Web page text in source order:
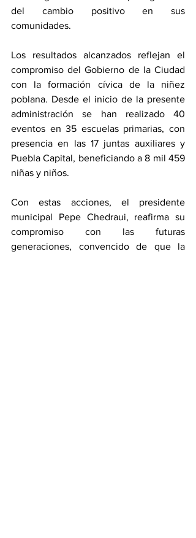
del cambio positivo en sus
comunidades.
Los resultados alcanzados reflejan el
compromiso del Gobierno de la Ciudad
con la formación cívica de la niñez
poblana. Desde el inicio de la presente
administración se han realizado 40
eventos en 35 escuelas primarias, con
presencia en las 17 juntas auxiliares y
Puebla Capital, beneficiando a 8 mil 459
niñas y niños.
Con estas acciones, el presidente
municipal Pepe Chedraui, reafirma su
compromiso con las futuras
generaciones, convencido de que la